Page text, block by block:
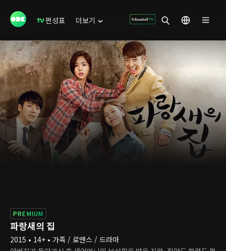
편성표 더보기
PREMIUM
파랑새의 집
2015 • 14+ • 가족 / 로맨스 / 드라마